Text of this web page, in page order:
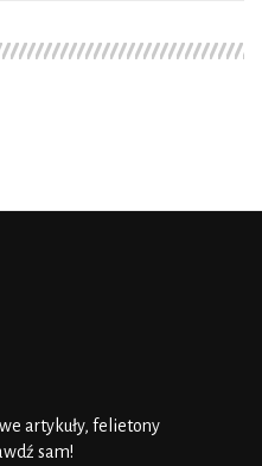
artykuły, felietony
sam!